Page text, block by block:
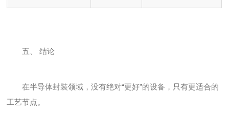
五、 结论
在半导体封装领域，没有绝对“更好”的设备，只有更适合的
工艺节点。